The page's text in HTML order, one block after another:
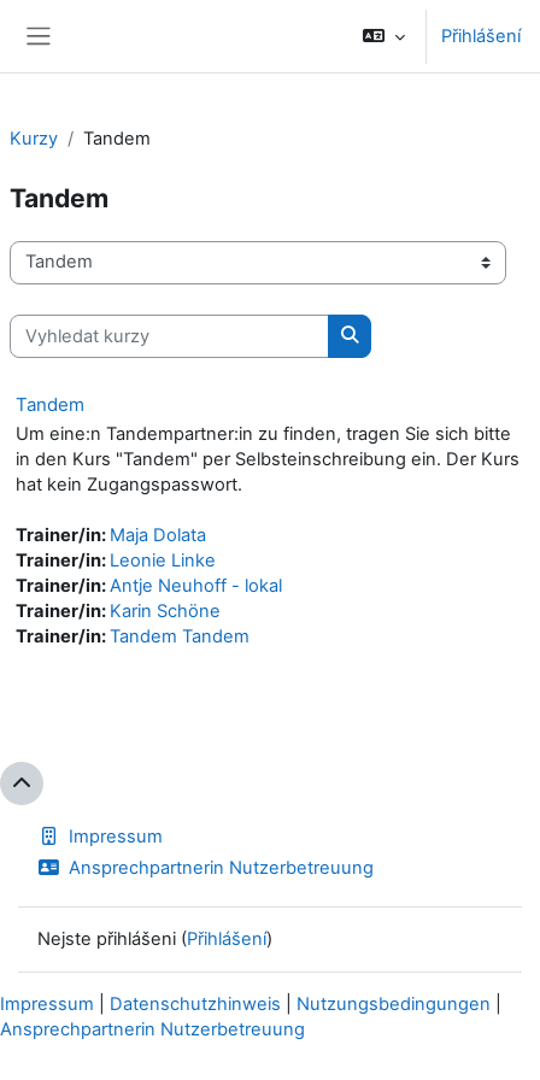
Přihlášení
Kurzy Tandem
Tandem
Kategorie kurzů
Vyhledat kurzy
Vyhledat kurzy
Tandem
Um eine:n Tandempartner:in zu finden, tragen Sie sich bitte
in den Kurs "Tandem" per Selbsteinschreibung ein. Der Kurs
hat kein Zugangspasswort.
Trainer/in: Maja Dolata
Trainer/in: Leonie Linke
Trainer/in:Antje Neuhoff - lokal
Trainer/in: Karin Schöne
Trainer/in:Tandem Tandem
Impressum
Ansprechpartnerin Nutzerbetreuung
Nejste přihlášeni (Přihlášení)
Impressum Datenschutzhinweis Nutzungsbedingungen
Ansprechpartnerin Nutzerbetreuung